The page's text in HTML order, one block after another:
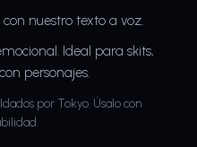
nuestro texto a voz.
Ideal para skits,
personajes.
por Tokyo. Úsalo con